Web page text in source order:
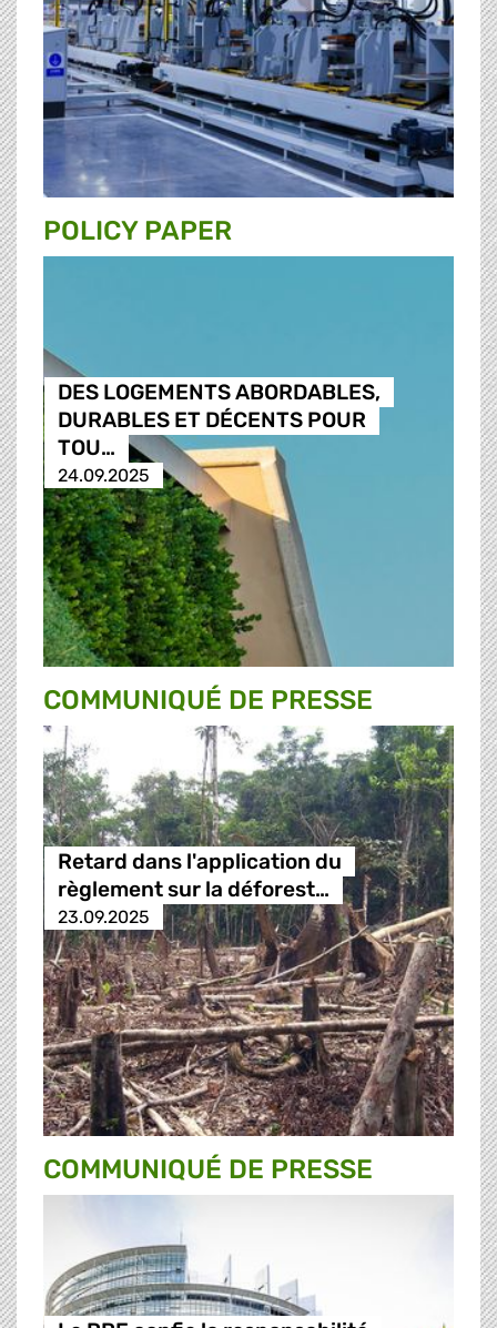
POLICY PAPER
DES LOGEMENTS ABORDABLES,
DURABLES ET DÉCENTS POUR
TOU…
24.09.2025
COMMUNIQUÉ DE PRESSE
Retard dans l'application du
règlement sur la déforest…
23.09.2025
COMMUNIQUÉ DE PRESSE